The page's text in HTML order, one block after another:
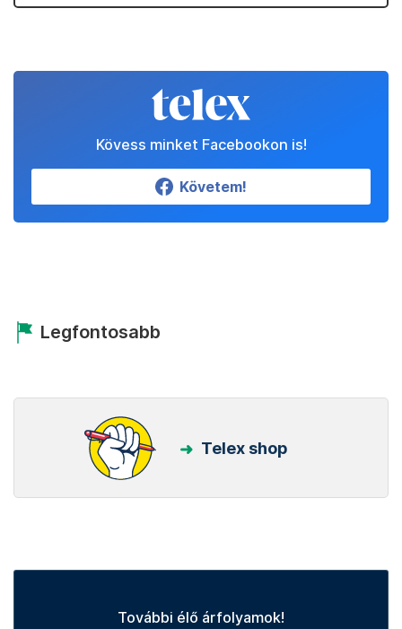
Kövess minket Facebookon is!
Követem!
Legfontosabb
Telex shop
További élő árfolyamok!